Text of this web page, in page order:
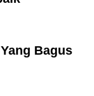
Bagus